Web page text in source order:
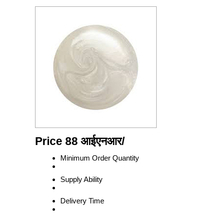
Price 88 आईएनआर/
Minimum Order Quantity
Supply Ability
Delivery Time